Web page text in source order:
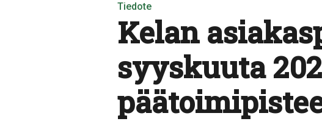
Tiedote
Kelan
syyskuuta